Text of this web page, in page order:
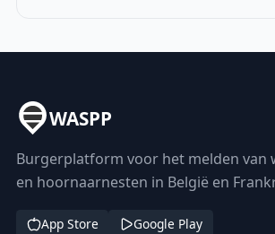
WASPP
Burgerplatform voor het melden van
en hoornaarnesten in België en
App Store Google Play